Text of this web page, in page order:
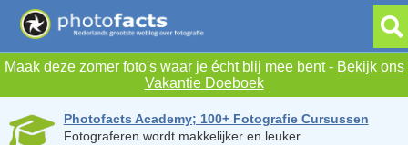
Maak deze zomer foto's waar je écht blij mee bent - Bekijk ons
Vakantie Doeboek
Photofacts Academy; 100+ Fotografie Cursussen
Fotograferen wordt makkelijker en leuker